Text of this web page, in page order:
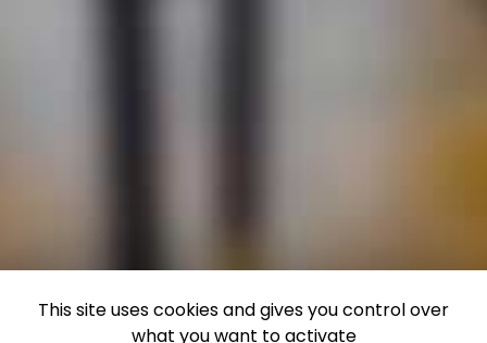
This site uses cookies and gives you control over
what you want to activate